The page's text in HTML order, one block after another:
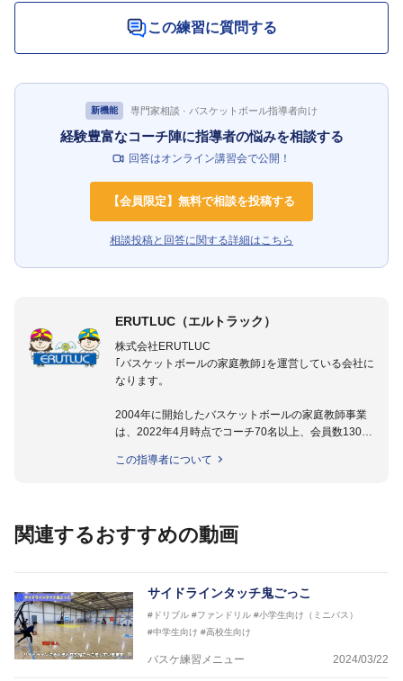
この練習に質問する
新機能 専門家相談 · バスケットボール指導者向け
経験豊富なコーチ陣に指導者の悩みを相談する
回答はオンライン講習会で公開！
【会員限定】無料で相談を投稿する
相談投稿と回答に関する詳細はこちら
ERUTLUC（エルトラック）
株式会社ERUTLUC
｢バスケットボールの家庭教師｣を運営している会社に
なります。
2004年に開始したバスケットボールの家庭教師事業
は、2022年4月時点でコーチ70名以上、会員数1300
指導実績多数・各地講習会なども担当しており、「は
など多くの書籍・DVDも監修しています。
2016年U12ナショナルキャンプヘッドコーチ
2016年U13ナショナルキャンプヘッドコーチ
2016年男子日本代表サポートコーチ
2017年U12ナショナルキャンプヘッドコーチ
2017年U13ナショナルキャンプヘッドコーチ
この指導者について
関連するおすすめの動画
サイドラインタッチ鬼ごっこ
#ドリブル #ファンドリル #小学生向け（ミニバス）
#中学生向け #高校生向け
バスケ練習メニュー 2024/03/22